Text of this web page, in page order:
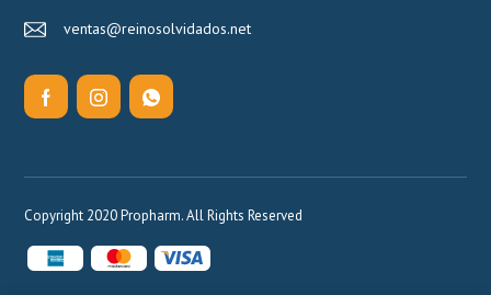
ventas@reinosolvidados.net
Copyright 2020 Propharm. All Rights Reserved